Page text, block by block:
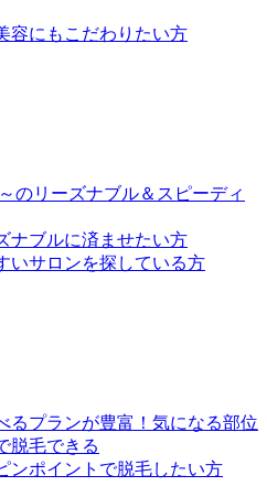
容にもこだわりたい方
のリーズナブル＆スピーディ
ナブルに済ませたい方
いサロンを探している方
るプランが豊富！気になる部位
脱毛できる
ンポイントで脱毛したい方